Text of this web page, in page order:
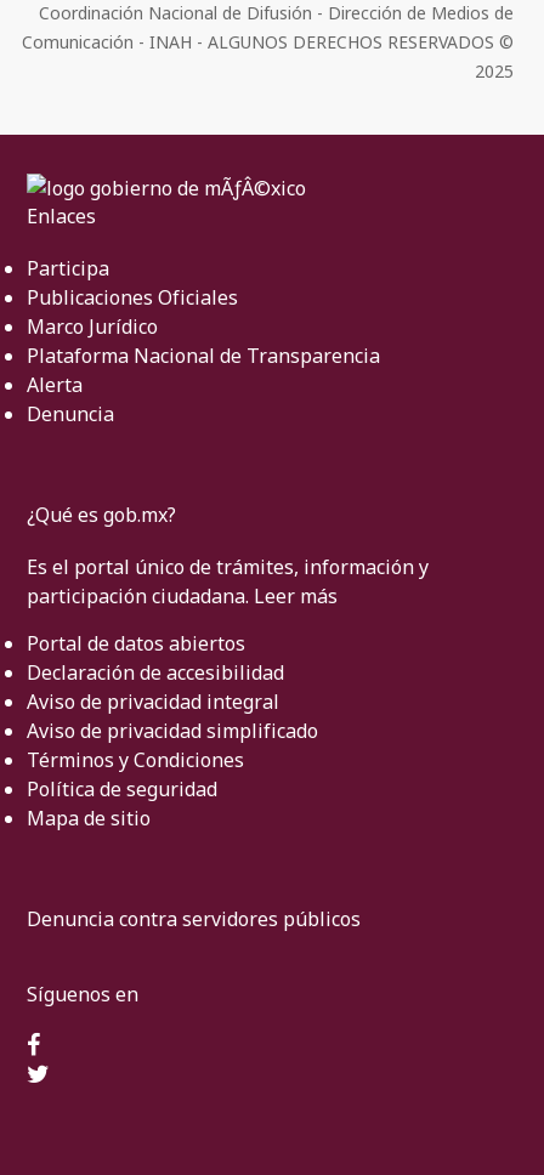
Coordinación Nacional de Difusión - Dirección de Medios de
Comunicación - INAH - ALGUNOS DERECHOS RESERVADOS ©
2025
Enlaces
Participa
Publicaciones Oficiales
Marco Jurídico
Plataforma Nacional de Transparencia
Alerta
Denuncia
¿Qué es gob.mx?
Es el portal único de trámites, información y
participación ciudadana. Leer más
Portal de datos abiertos
Declaración de accesibilidad
Aviso de privacidad integral
Aviso de privacidad simplificado
Términos y Condiciones
Política de seguridad
Mapa de sitio
Denuncia contra servidores públicos
Síguenos en